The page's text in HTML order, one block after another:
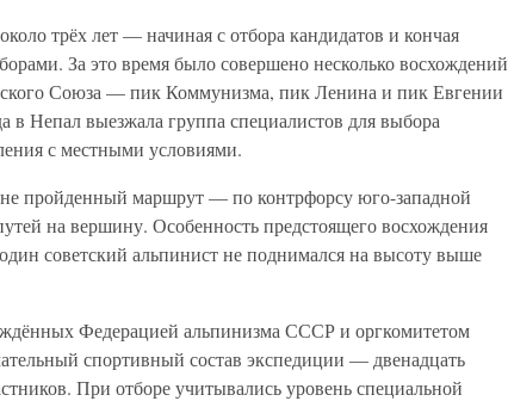
трёх лет — начиная с отбора кандидатов и кончая
За это время было совершено несколько восхождений
Союза — пик Коммунизма, пик Ленина и пик Евгении
в Непал выезжала группа специалистов для выбора
с местными условиями.
пройденный маршрут — по контрфорсу юго-западной
на вершину. Особенность предстоящего восхождения
советский альпинист не поднимался на высоту выше
Федерацией альпинизма СССР и оргкомитетом
спортивный состав экспедиции — двенадцать
При отборе учитывались уровень специальной